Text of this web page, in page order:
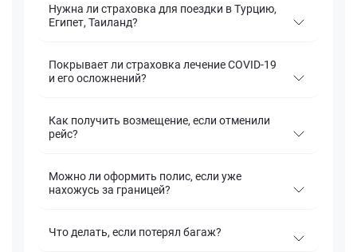
Нужна ли страховка для поездки в Турцию,
Египет, Таиланд?
Покрывает ли страховка лечение COVID-19
и его осложнений?
Как получить возмещение, если отменили
рейс?
Можно ли оформить полис, если уже
нахожусь за границей?
Что делать, если потерял багаж?